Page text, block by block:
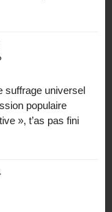
suffrage universel
populaire
», t’as pas fini